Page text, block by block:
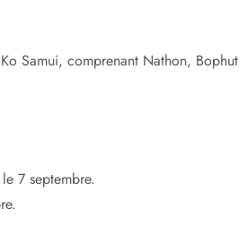
Samui, comprenant Nathon, Bophut
7 septembre.